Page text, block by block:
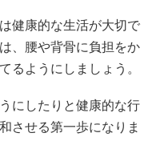
健康的な生活が大切で
、腰や背骨に負担をか
るようにしましょう。
にしたりと健康的な行
させる第一歩になりま